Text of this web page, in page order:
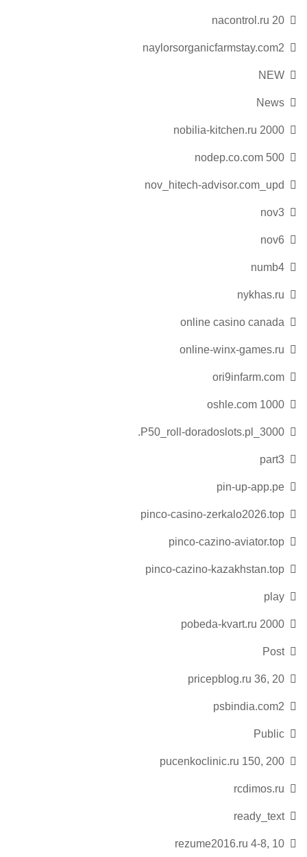
nacontrol.ru 20
naylorsorganicfarmstay.com2
NEW
News
nobilia-kitchen.ru 2000
nodep.co.com 500
nov_hitech-advisor.com_upd
nov3
nov6
numb4
nykhas.ru
online casino canada
online-winx-games.ru
ori9infarm.com
oshle.com 1000
P50_roll-doradoslots.pl_3000.
part3
pin-up-app.pe
pinco-casino-zerkalo2026.top
pinco-cazino-aviator.top
pinco-cazino-kazakhstan.top
play
pobeda-kvart.ru 2000
Post
pricepblog.ru 36, 20
psbindia.com2
Public
pucenkoclinic.ru 150, 200
rcdimos.ru
ready_text
rezume2016.ru 4-8, 10